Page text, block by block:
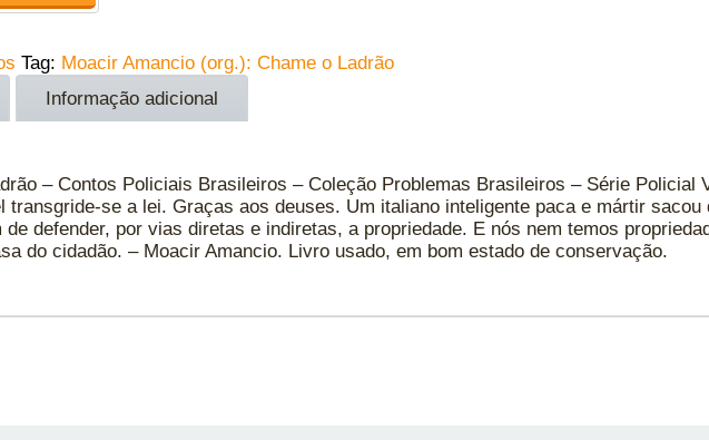
Tag: Moacir Amancio (org.): Chame o Ladrão
Informação adicional
– Contos Policiais Brasileiros – Coleção Problemas Brasileiros – Série Policial
transgride-se a lei. Graças aos deuses. Um italiano inteligente paca e mártir
defender, por vias diretas e indiretas, a propriedade. E nós nem temos
do cidadão. – Moacir Amancio. Livro usado, em bom estado de conservação.